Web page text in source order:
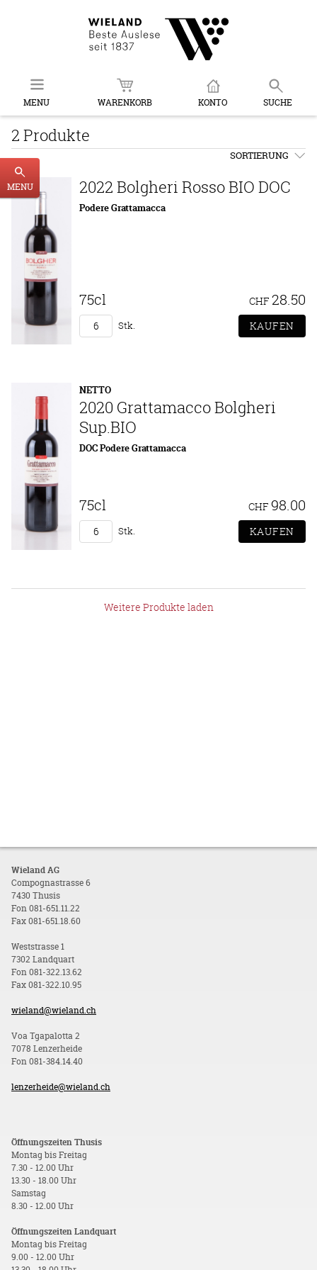
MENU WARENKORB KONTO SUCHE
MENU
2 Produkte
SORTIERUNG
2022 Bolgheri Rosso BIO DOC
Podere Grattamacca
75cl CHF 28.50
Stk.
NETTO
2020 Grattamacco Bolgheri
Sup.BIO
DOC Podere Grattamacca
75cl CHF 98.00
Stk.
Weitere Produkte laden
Wieland AG
Compognastrasse 6
7430 Thusis
Fon 081-651.11.22
Fax 081-651.18.60
Weststrasse 1
7302 Landquart
Fon 081-322.13.62
Fax 081-322.10.95
wieland@wieland.ch
Voa Tgapalotta 2
7078 Lenzerheide
Fon 081-384.14.40
lenzerheide@wieland.ch
Öffnungszeiten Thusis
Montag bis Freitag
7.30 - 12.00 Uhr
13.30 - 18.00 Uhr
Samstag
8.30 - 12.00 Uhr
Öffnungszeiten Landquart
Montag bis Freitag
9.00 - 12.00 Uhr